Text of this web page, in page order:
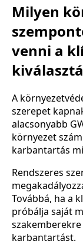
Milyen
venni a
A
szerepet
alacsonyabb
környezet
karbantartás
Rendszeres
Továbbá, ha a
próbálja saját
karbantartást.